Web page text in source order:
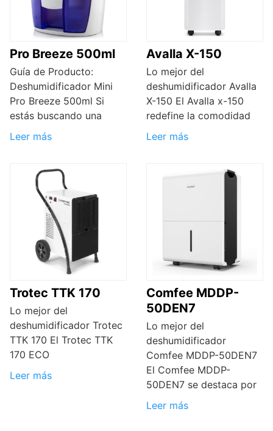
Pro Breeze 500ml
Guía de Producto:
Deshumidificador Mini
Pro Breeze 500ml Si
estás buscando una
Leer más
Avalla X-150
Lo mejor del
deshumidificador Avalla
X-150 El Avalla x-150
redefine la comodidad
Leer más
Trotec TTK 170
Lo mejor del
deshumidificador Trotec
TTK 170 El Trotec TTK
170 ECO
Leer más
Comfee MDDP-
50DEN7
Lo mejor del
deshumidificador
Comfee MDDP-50DEN7
El Comfee MDDP-
50DEN7 se destaca por
Leer más